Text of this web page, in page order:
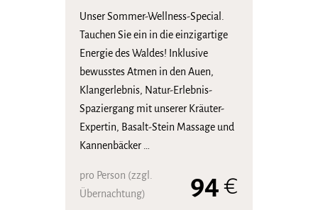
Unser Sommer-Wellness-Special.
Tauchen Sie ein in die einzigartige
Energie des Waldes! Inklusive
bewusstes Atmen in den Auen,
Klangerlebnis, Natur-Erlebnis-
Spaziergang mit unserer Kräuter-
Expertin, Basalt-Stein Massage und
Kannenbäcker …
pro Person (zzgl.
Übernachtung)
94€